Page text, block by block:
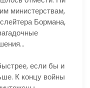
министерствам,
Бормана,
если бы и
К концу войны